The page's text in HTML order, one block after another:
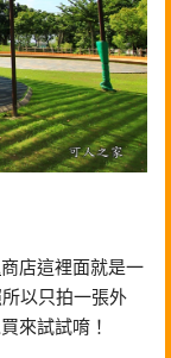
商店這裡面就是一
以只拍一張外
來試試唷！